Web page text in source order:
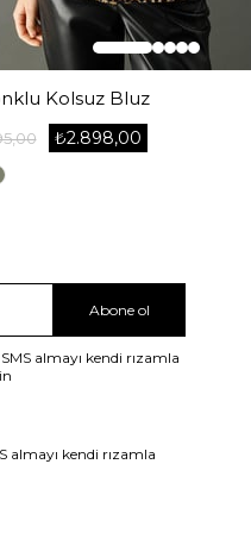
Kolsuz Bluz
₺2.898,00
Abone ol
almayı kendi rızamla
almayı kendi rızamla